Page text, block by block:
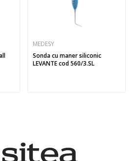
MEDESY
Sonda cu maner siliconic
LEVANTE cod 560/3.SL